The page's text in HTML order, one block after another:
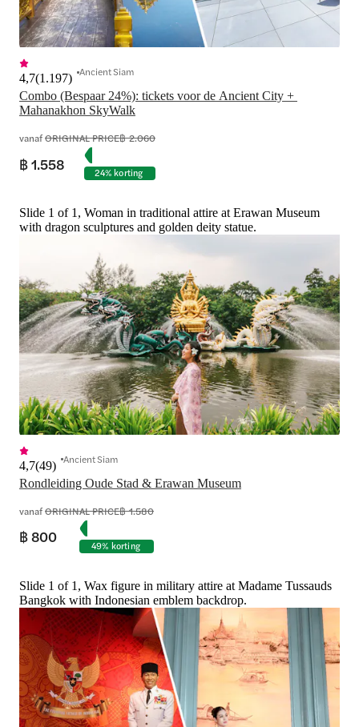
Combo (Bespaar 24%): tickets voor de Ancient City +
Mahanakhon SkyWalk
4,7(1.197) Ancient Siam
vanafORIGINAL PRICE฿ 2.060
฿ 1.558 24% korting
Slide 1 of 1, Woman in traditional attire at Erawan Museum
with dragon sculptures and golden deity statue.
Rondleiding Oude Stad & Erawan Museum
4,7(49) Ancient Siam
vanafORIGINAL PRICE฿ 1.580
฿ 800 49% korting
Slide 1 of 1, Wax figure in military attire at Madame Tussauds
Bangkok with Indonesian emblem backdrop.